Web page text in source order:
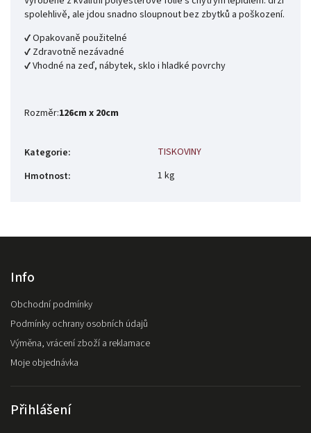
spolehlivě, ale jdou snadno sloupnout bez zbytků a poškození.
✔ Opakovaně použitelné
✔ Zdravotně nezávadné
✔ Vhodné na zeď, nábytek, sklo i hladké povrchy
Rozměr:126cm x 20cm
Kategorie:
TISKOVINY
Hmotnost: 1 kg
Info
Obchodní podmínky
Podmínky ochrany osobních údajů
Výměna, vrácení zboží a reklamace
Moje objednávka
Přihlášení